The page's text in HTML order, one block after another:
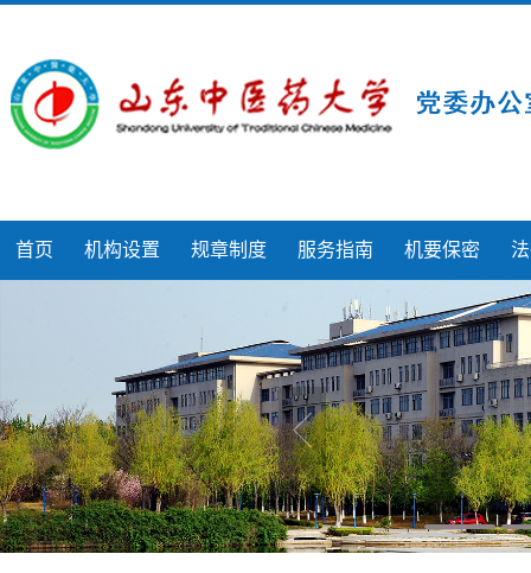
首页 机构设置 规章制度 服务指南 机要保密